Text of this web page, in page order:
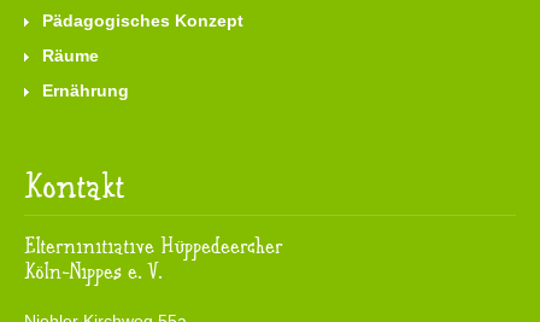
Pädagogisches Konzept
Räume
Ernährung
Kontakt
Elterninitiative Hüppedeercher
Köln-Nippes e. V.